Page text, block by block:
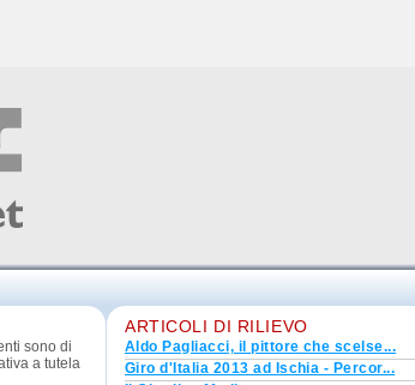
sono di
a tutela
ARTICOLI DI RILIEVO
Aldo Pagliacci, il pittore che scelse...
Giro d'Italia 2013 ad Ischia - Percor...